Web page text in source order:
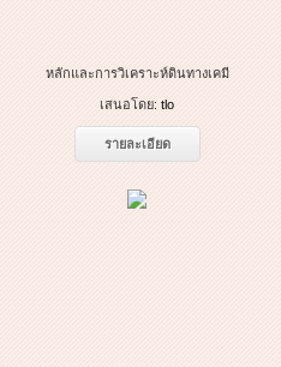
หลักและการวิเคราะห์ดินทางเคมี
เสนอโดย: tlo
รายละเอียด